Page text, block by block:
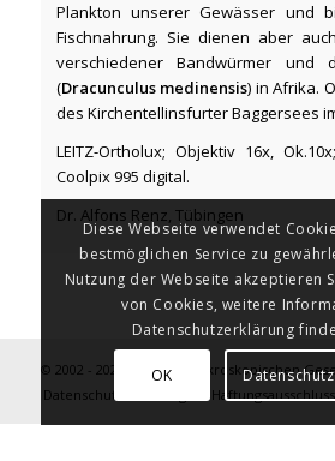
Plankton unserer Gewässer und
Fischnahrung. Sie dienen aber
verschiedener Bandwürmer und
(Dracunculus medinensis) in Afrika.
des Kirchentellinsfurter Baggersees
LEITZ-Ortholux; Objektiv 16x,
Coolpix 995 digital.
Dr. Alfons Renz, Tübingen
© 2002 - 2026 Tübinger Mikroskopischen
Datenschutzerklärung
Haftungsausschluss
Diese Webseite verwendet
bestmöglichen Service zu
Nutzung der Webseite akzeptieren
von Cookies, weitere
Datenschutzerklärung
OK